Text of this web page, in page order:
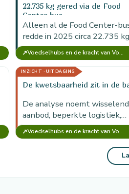
22.735 kg gered via de Food
Center-bus
Alleen al de Food Center-
redde in 2025 circa 22.735 kg
voedsel; vervoer, koeling en
coördinatie zijn daarmee
impactmiddelen.
↗ Voedselhubs en de kracht van Voedselcirkel Amsterdam
INZICHT · UITDAGING
De kwetsbaarheid zit in de
De analyse noemt wisselend
aanbod, beperkte logistiek,
koelcapaciteit, onzekere
en onvolledige registratie als
kwetsbaarheden van de
↗ Voedselhubs en de kracht van Voedselcirkel Amsterdam